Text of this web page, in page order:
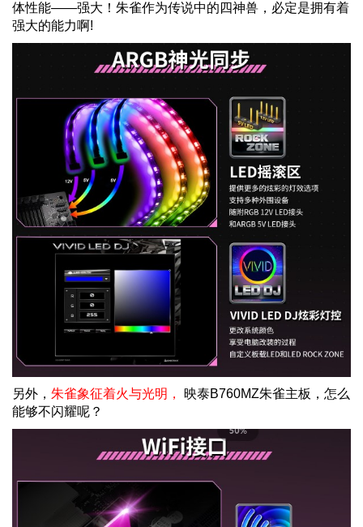
体性能——强大！ 朱雀作为传说中的四神兽，必定是拥有着
强大的能力啊!
另外， 朱雀象征着火与光明， 映泰B760MZ朱雀主板，怎么
能够不闪耀呢？